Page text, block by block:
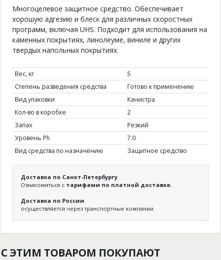
Многоцелевое защитное средство. Обеспечивает
хорошую адгезию и блеск для различных скоростных
программ, включая UHS. Подходит для использования на
каменных покрытиях, линолеуме, виниле и других
твердых напольных покрытиях.
Вес, кг
5
Степень разведения средства
Готово к применению
Вид упаковки
Канистра
Кол-во в коробке
2
Запах
Резкий
Уровень Ph
7.0
Вид средства по назначению
Защитное средство
Доставка по Санкт-Петербургу
Ознакомиться с тарифами по платной доставке.
Доставка по России
осуществляется через транспортные компании.
С ЭТИМ ТОВАРОМ ПОКУПАЮТ